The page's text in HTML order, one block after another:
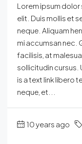
Lorem ipsum
elit. Duis mollis et
neque. Aliquam
mi accumsan nec.
facilisis, at
sollicitudin cursus.
is a text link libero
neque, et...
10 years ago